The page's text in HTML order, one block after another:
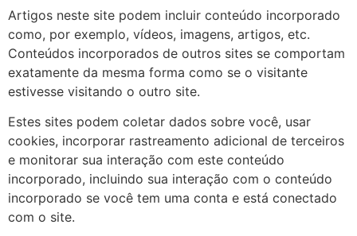
Artigos neste site podem incluir conteúdo incorporado
como, por exemplo, vídeos, imagens, artigos, etc.
Conteúdos incorporados de outros sites se comportam
exatamente da mesma forma como se o visitante
estivesse visitando o outro site.
Estes sites podem coletar dados sobre você, usar
cookies, incorporar rastreamento adicional de terceiros
e monitorar sua interação com este conteúdo
incorporado, incluindo sua interação com o conteúdo
incorporado se você tem uma conta e está conectado
com o site.